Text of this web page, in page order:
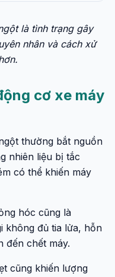
là tình trạng gây
nhân và cách xử
cơ xe máy
thường bắt nguồn
nhiên liệu bị tắc
có thể khiến máy
hóc cũng là
không đủ tia lửa, hỗn
đến chết máy.
cũng khiến lượng